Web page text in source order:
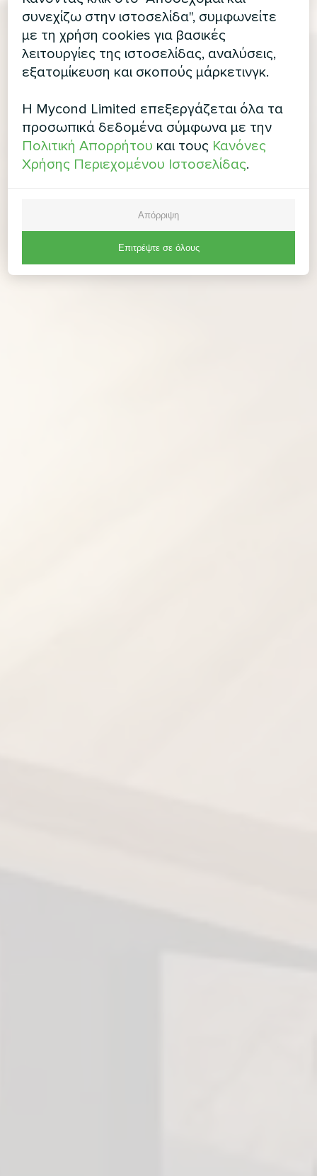
συνεχίζω στην ιστοσελίδα", συμφωνείτε
με τη χρήση cookies για βασικές
λειτουργίες της ιστοσελίδας, αναλύσεις,
εξατομίκευση και σκοπούς μάρκετινγκ.
Η Mycond Limited επεξεργάζεται όλα τα
προσωπικά δεδομένα σύμφωνα με την
Πολιτική Απορρήτου και τους Κανόνες
Χρήσης Περιεχομένου Ιστοσελίδας.
Απόρριψη
Επιτρέψτε σε όλους